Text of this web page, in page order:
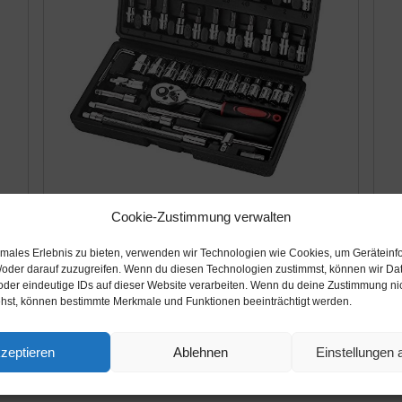
Cookie-Zustimmung verwalten
Erlebnis zu bieten, verwenden wir Technologien wie Cookies, um
darauf zuzugreifen. Wenn du diesen Technologien zustimmst, können wir
eindeutige IDs auf dieser Website verarbeiten. Wenn du deine Zustimmung
können bestimmte Merkmale und Funktionen beeinträchtigt werden.
Ablehnen Einstellungen
Amazon.de
23,99€
Wopeite Steckschlüsselsatz 46-teilig
Steckschlüssel Satz mit Knarre und Adapter
Amazon / Ebay Produkt ansehen*